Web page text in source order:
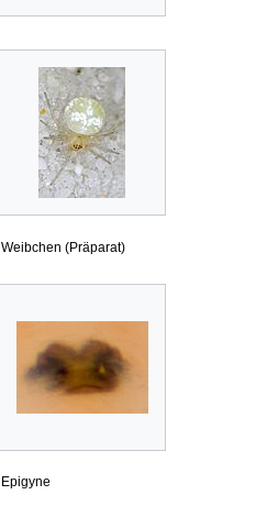
Weibchen (Präparat)
Epigyne